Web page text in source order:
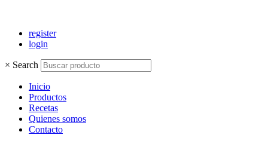
register
login
× Search
Inicio
Productos
Recetas
Quienes somos
Contacto